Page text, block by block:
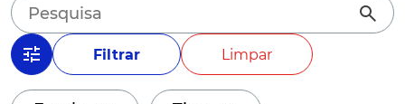
search
tune
Filtrar Limpar